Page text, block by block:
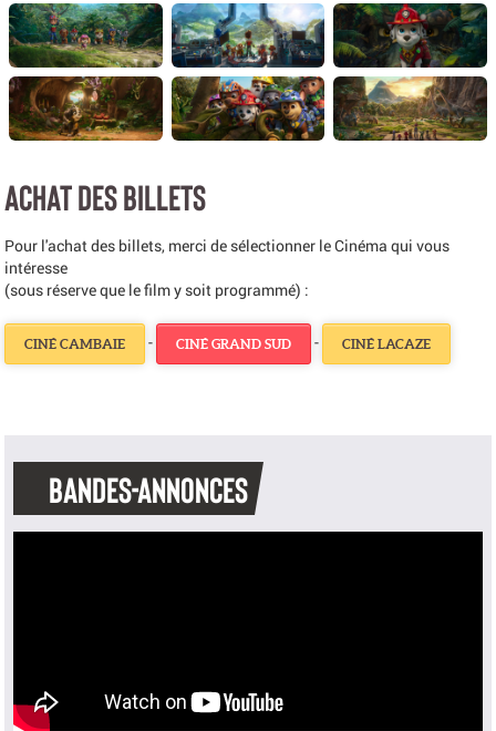
ACHAT DES BILLETS
Pour l'achat des billets, merci de sélectionner le Cinéma qui vous
intéresse
(sous réserve que le film y soit programmé) :
CINÉ CAMBAIE - CINÉ GRAND SUD - CINÉ LACAZE
BANDES-ANNONCES